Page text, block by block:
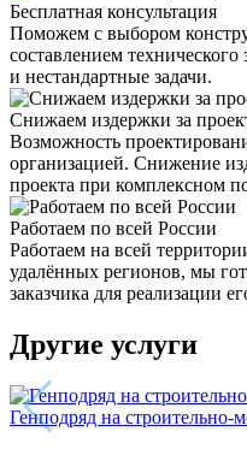
Бесплатная консультация
Поможем с выбором
составлением
и нестандартные задачи.
Снижаем издержки за
Возможность
организацией. Снижение
проекта при комплексном
Работаем по всей России
Работаем на всей
удалённых регионов, мы
заказчика для реализации
Другие услуги
Генподряд на